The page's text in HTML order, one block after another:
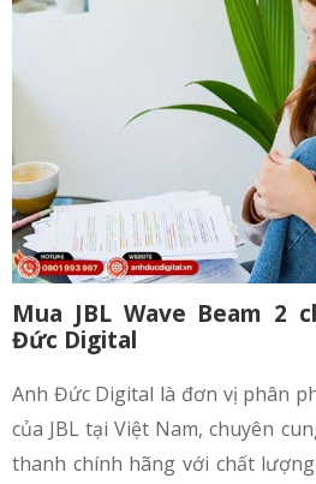
Mua JBL Wave Beam 2
Đức Digital
Anh Đức Digital là đơn vị phân
của JBL tại Việt Nam, chuyên
thanh chính hãng với chất